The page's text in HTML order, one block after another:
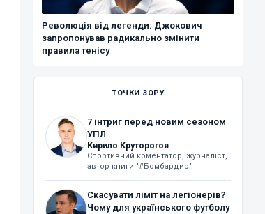
Революція від легенди: Джокович
запропонував радикально змінити
правила тенісу
ТОЧКИ ЗОРУ
7 інтриг перед новим сезоном
УПЛ
Кирило Круторогов
Спортивний коментатор, журналіст,
автор книги "#Бомбардир"
Скасувати ліміт на легіонерів?
Чому для українського футболу